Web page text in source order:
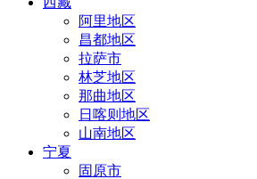
阿里地区
昌都地区
拉萨市
林芝地区
那曲地区
日喀则地区
山南地区
宁夏
固原市